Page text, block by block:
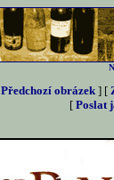
Předchozí obrázek ] [
[ Poslat